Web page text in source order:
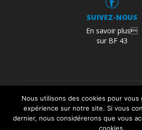
SUIVEZ-NOUS
En savoir plus
sur BF 43
Mentions légales
Politique de
Plan du site
Création :agence
Nous utilisons des cookies pour vous
expérience sur notre site. Si vous
dernier, nous considérerons que vous
cookies.